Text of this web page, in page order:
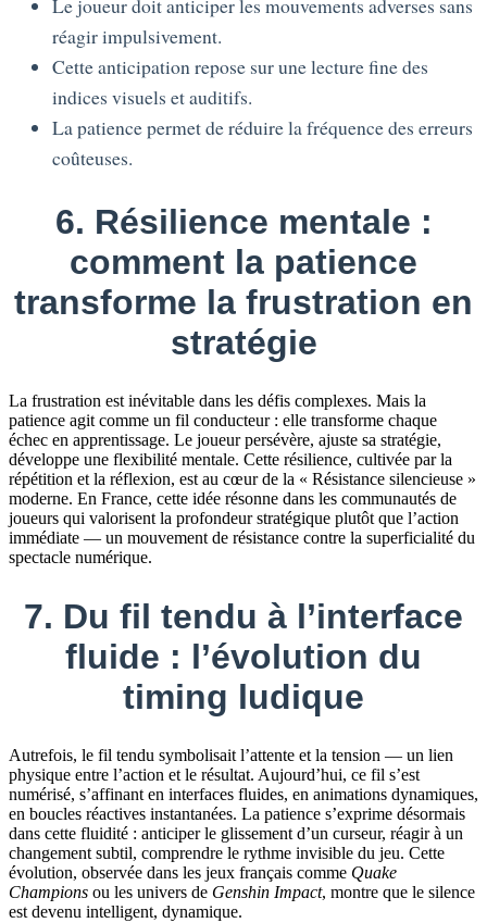
Le joueur doit anticiper les mouvements adverses sans
réagir impulsivement.
Cette anticipation repose sur une lecture fine des
indices visuels et auditifs.
La patience permet de réduire la fréquence des erreurs
coûteuses.
6. Résilience mentale :
comment la patience
transforme la frustration en
stratégie
La frustration est inévitable dans les défis complexes. Mais la
patience agit comme un fil conducteur : elle transforme chaque
échec en apprentissage. Le joueur persévère, ajuste sa stratégie,
développe une flexibilité mentale. Cette résilience, cultivée par la
répétition et la réflexion, est au cœur de la « Résistance silencieuse »
moderne. En France, cette idée résonne dans les communautés de
joueurs qui valorisent la profondeur stratégique plutôt que l’action
immédiate — un mouvement de résistance contre la superficialité du
spectacle numérique.
7. Du fil tendu à l’interface
fluide : l’évolution du
timing ludique
Autrefois, le fil tendu symbolisait l’attente et la tension — un lien
physique entre l’action et le résultat. Aujourd’hui, ce fil s’est
numérisé, s’affinant en interfaces fluides, en animations dynamiques,
en boucles réactives instantanées. La patience s’exprime désormais
dans cette fluidité : anticiper le glissement d’un curseur, réagir à un
changement subtil, comprendre le rythme invisible du jeu. Cette
évolution, observée dans les jeux français comme Quake
Champions ou les univers de Genshin Impact, montre que le silence
est devenu intelligent, dynamique.